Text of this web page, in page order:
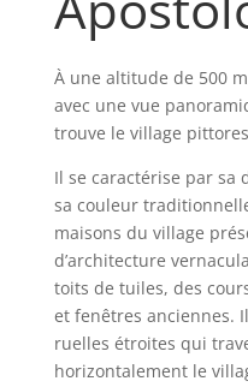
À une altitude de 500
avec une vue
trouve le village
Il se caractérise par sa
sa couleur
maisons du village
d’architecture
toits de tuiles, des
et fenêtres anciennes.
ruelles étroites qui
horizontalement le